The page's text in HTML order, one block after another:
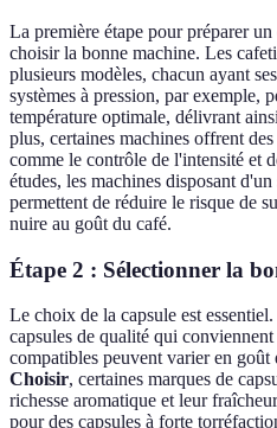
La première étape pour préparer
choisir la bonne machine. Les
plusieurs modèles, chacun ayant
systèmes à pression, par exemple,
température optimale, délivrant
plus, certaines machines offrent
comme le contrôle de l'intensité et
études, les machines disposant
permettent de réduire le risque de
nuire au goût du café.
Étape 2 : Sélectionner la
Le choix de la capsule est
capsules de qualité qui
compatibles peuvent varier en goût
Choisir, certaines marques de
richesse aromatique et leur
pour des capsules à forte